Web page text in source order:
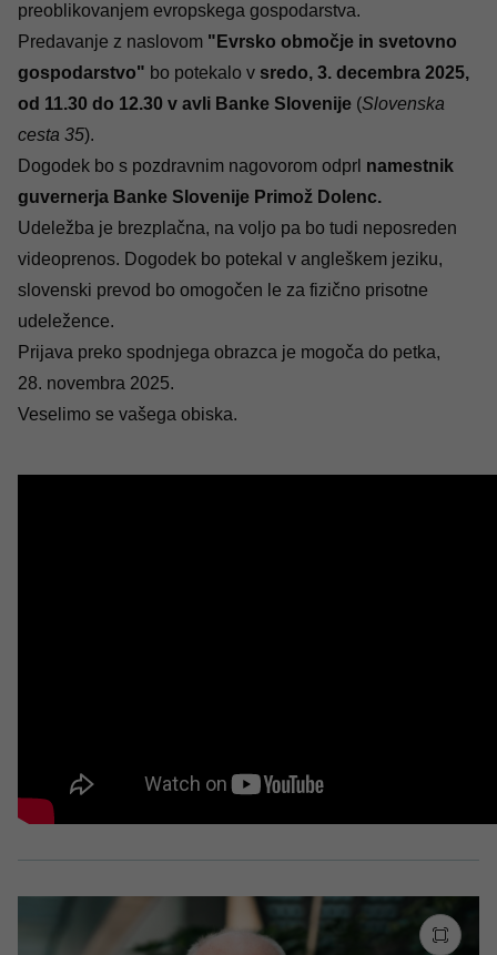
preoblikovanjem evropskega gospodarstva.
Predavanje z naslovom "Evrsko območje in svetovno
gospodarstvo" bo potekalo v sredo, 3. decembra 2025,
od 11.30 do 12.30 v avli Banke Slovenije (Slovenska
cesta 35).
Dogodek bo s pozdravnim nagovorom odprl namestnik
guvernerja Banke Slovenije Primož Dolenc.
Udeležba je brezplačna, na voljo pa bo tudi neposreden
videoprenos. Dogodek bo potekal v angleškem jeziku,
slovenski prevod bo omogočen le za fizično prisotne
udeležence.
Prijava preko spodnjega obrazca je mogoča do petka,
28. novembra 2025.
Veselimo se vašega obiska.